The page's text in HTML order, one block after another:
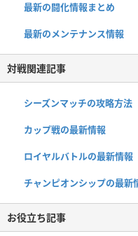
最新の闘化情報まとめ
最新のメンテナンス情報
対戦関連記事
シーズンマッチの攻略方法
カップ戦の最新情報
ロイヤルバトルの最新情報
チャンピオンシップの最新
お役立ち記事